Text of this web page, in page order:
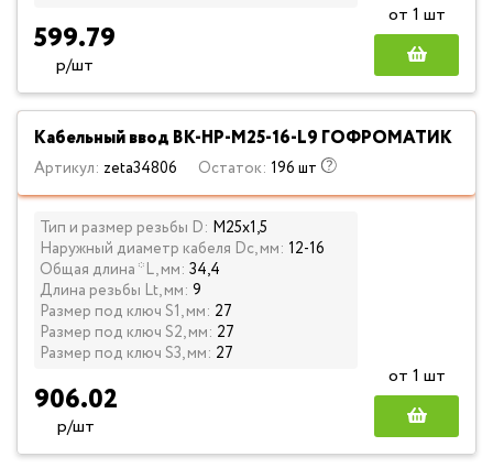
599.79
р/шт
от 1 шт
Кабельный ввод ВК-НР-М25-16-L9 ГОФРОМАТИК
Артикул: zeta34806 Остаток: 196 шт
Тип и размер резьбы D: М25х1,5
Наружный диаметр кабеля Dc, мм: 12-16
Общая длина *L, мм: 34,4
Длина резьбы Lt, мм: 9
Размер под ключ S1, мм: 27
Размер под ключ S2, мм: 27
Размер под ключ S3, мм: 27
906.02
р/шт
от 1 шт